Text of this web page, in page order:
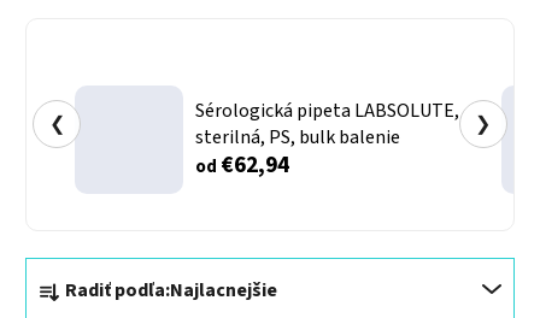
Sérologická pipeta LABSOLUTE,
sterilná, PS, bulk balenie
od €62,94
❮ ❯
Radenie produktov
Radiť podľa:Najlacnejšie